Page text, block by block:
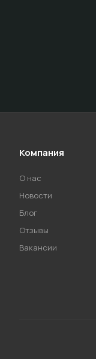
Компания
О нас
Новости
Блог
Отзывы
Вакансии